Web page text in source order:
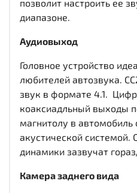
позволит настроить ее
диапазоне.
Аудиовыход
Головное устройство
любителей автозвука.
звук в формате 4.1.
коаксиадльный выходы
магнитолу в автомобиль
акустической системой.
динамики зазвучат
Камера заднего вида